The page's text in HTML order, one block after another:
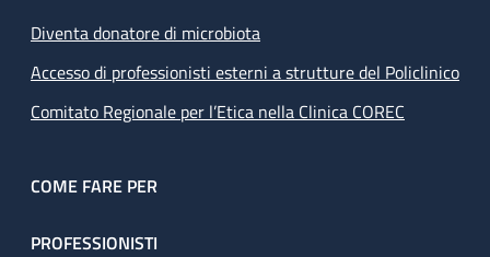
Diventa donatore di microbiota
Accesso di professionisti esterni a strutture del Policlinico
Comitato Regionale per l’Etica nella Clinica COREC
COME FARE PER
PROFESSIONISTI